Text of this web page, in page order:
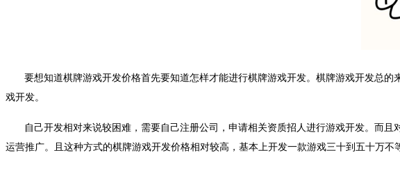
要想知道棋牌游戏开发价格首先要知道怎样才能进行棋牌游戏开发。棋牌游戏开发总
戏开发。
自己开发相对来说较困难，需要自己注册公司，申请相关资质招人进行游戏开发。而
运营推广。且这种方式的棋牌游戏开发价格相对较高，基本上开发一款游戏三十到五十万不